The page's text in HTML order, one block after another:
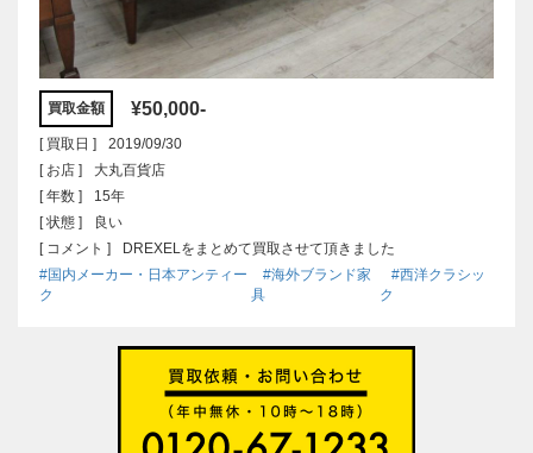
買取金額 ¥50,000-
[ 買取日 ]
2019/09/30
[ お店 ]
大丸百貨店
[ 年数 ]
15年
[ 状態 ]
良い
[ コメント ]
DREXELをまとめて買取させて頂きました
#国内メーカー・日本アンティー
ク
#海外ブランド家
具
#西洋クラシッ
ク